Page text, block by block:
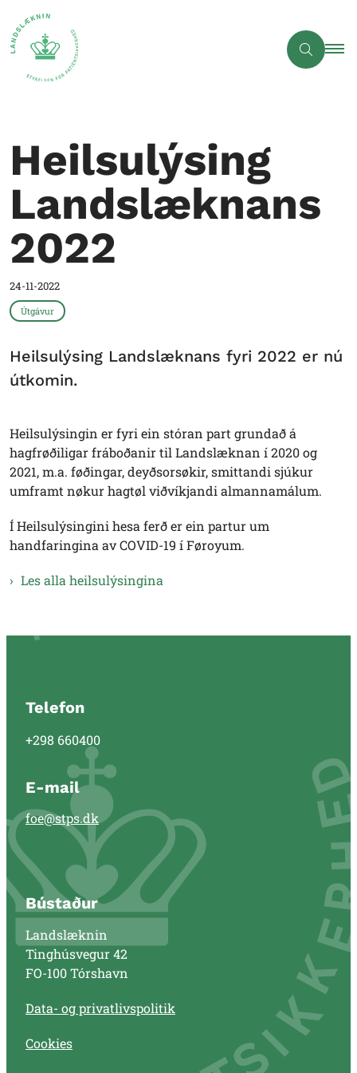
Heilsulýsing
Landslæknans
2022
24-11-2022
Útgávur
Heilsulýsing Landslæknans fyri 2022 er nú
útkomin.
Heilsulýsingin er fyri ein stóran part grundað á
hagfrøðiligar fráboðanir til Landslæknan í 2020 og
2021, m.a. føðingar, deyðsorsøkir, smittandi sjúkur
umframt nøkur hagtøl viðvíkjandi almannamálum.
Í Heilsulýsingini hesa ferð er ein partur um
handfaringina av COVID-19 í Føroyum.
Les alla heilsulýsingina
Telefon
+298 660400
E-mail
foe@stps.dk
Bústaður
Landslæknin
Tinghúsvegur 42
FO-100 Tórshavn
Data- og privatlivspolitik
Cookies